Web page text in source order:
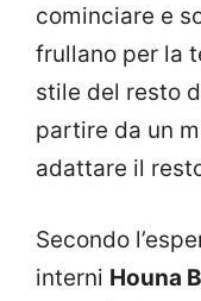
cominciare e
frullano per la
stile del resto
partire da un
adattare il
Secondo
interni Houna